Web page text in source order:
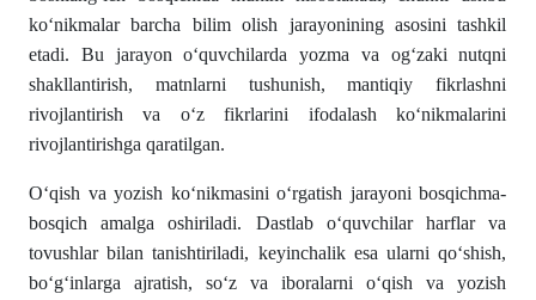
koʻnikmalar barcha bilim olish jarayonining asosini tashkil
etadi. Bu jarayon oʻquvchilarda yozma va ogʻzaki nutqni
shakllantirish, matnlarni tushunish, mantiqiy fikrlashni
rivojlantirish va oʻz fikrlarini ifodalash koʻnikmalarini
rivojlantirishga qaratilgan.
Oʻqish va yozish ko‘nikmasini oʻrgatish jarayoni bosqichma-
bosqich amalga oshiriladi. Dastlab oʻquvchilar harflar va
tovushlar bilan tanishtiriladi, keyinchalik esa ularni qoʻshish,
boʻgʻinlarga ajratish, soʻz va iboralarni oʻqish va yozish